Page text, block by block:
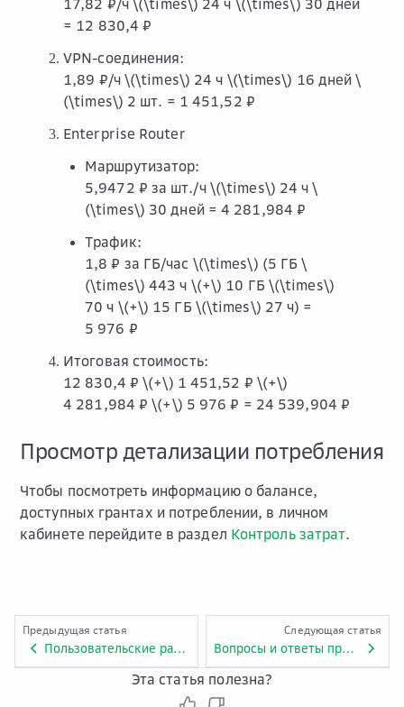
17,82 ₽/ч \(\times\) 24 ч \(\times\) 30 дней
= 12 830,4 ₽
VPN-соединения:
1,89 ₽/ч \(\times\) 24 ч \(\times\) 16 дней\
(\times\) 2 шт. = 1 451,52 ₽
Enterprise Router
Маршрутизатор:
5,9472 ₽ за шт./ч \(\times\) 24 ч\
(\times\) 30 дней = 4 281,984 ₽
Трафик:
1,8 ₽ за ГБ/час \(\times\) (5 ГБ\
(\times\) 443 ч \(+\) 10 ГБ \(\times\)
70 ч \(+\) 15 ГБ \(\times\) 27 ч) =
5 976 ₽
Итоговая стоимость:
12 830,4 ₽\(+\) 1 451,52 ₽ \(+\)
4 281,984 ₽\(+\) 5 976 ₽ = 24 539,904 ₽
Просмотр детализации потребления
Чтобы посмотреть информацию о балансе,
доступных грантах и потреблении, в личном
кабинете перейдите в раздел Контроль затрат.
Предыдущая статья
Пользовательские разрешения Virtual Private Network
Следующая статья
Вопросы и ответы про сервис Virtual Private Network
Эта статья полезна?